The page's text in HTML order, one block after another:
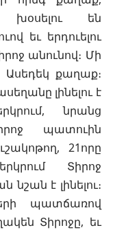
են
եւ երդուելու
անունով։ Մի
Ասեդեկ քաղաք։
լինելու է
նրանց
պատուին
21որը
Տիրոջ
է լինելու։
պատճառով
Տիրոջը, եւ